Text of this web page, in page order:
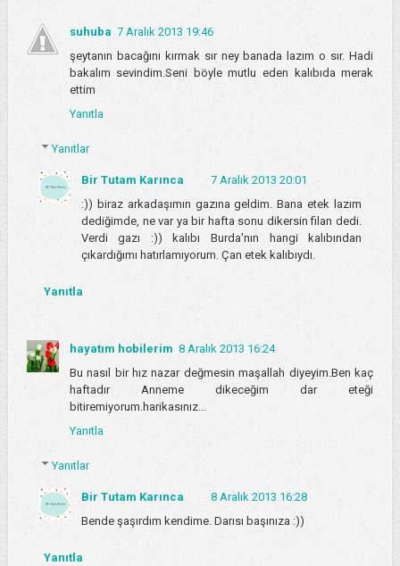
suhuba 7 Aralık 2013 19:46
şeytanın bacağını kırmak sır ney banada lazım o sır. Hadi
bakalım sevindim.Seni böyle mutlu eden kalıbıda merak
ettim
Yanıtla
Yanıtlar
Bir Tutam Karınca
7 Aralık 2013 20:01
:)) biraz arkadaşımın gazına geldim. Bana etek lazım
dediğimde, ne var ya bir hafta sonu dikersin filan dedi.
Verdi gazı :)) kalıbı Burda'nın hangi kalıbından
çıkardığımı hatırlamıyorum. Çan etek kalıbıydı.
Yanıtla
hayatım hobilerim 8 Aralık 2013 16:24
Bu nasıl bir hız nazar değmesin maşallah diyeyim.Ben kaç
haftadır Anneme dikeceğim dar eteği
bitiremiyorum.harikasınız...
Yanıtla
Yanıtlar
Bir Tutam Karınca
8 Aralık 2013 16:28
Bende şaşırdım kendime. Darısı başınıza :))
Yanıtla